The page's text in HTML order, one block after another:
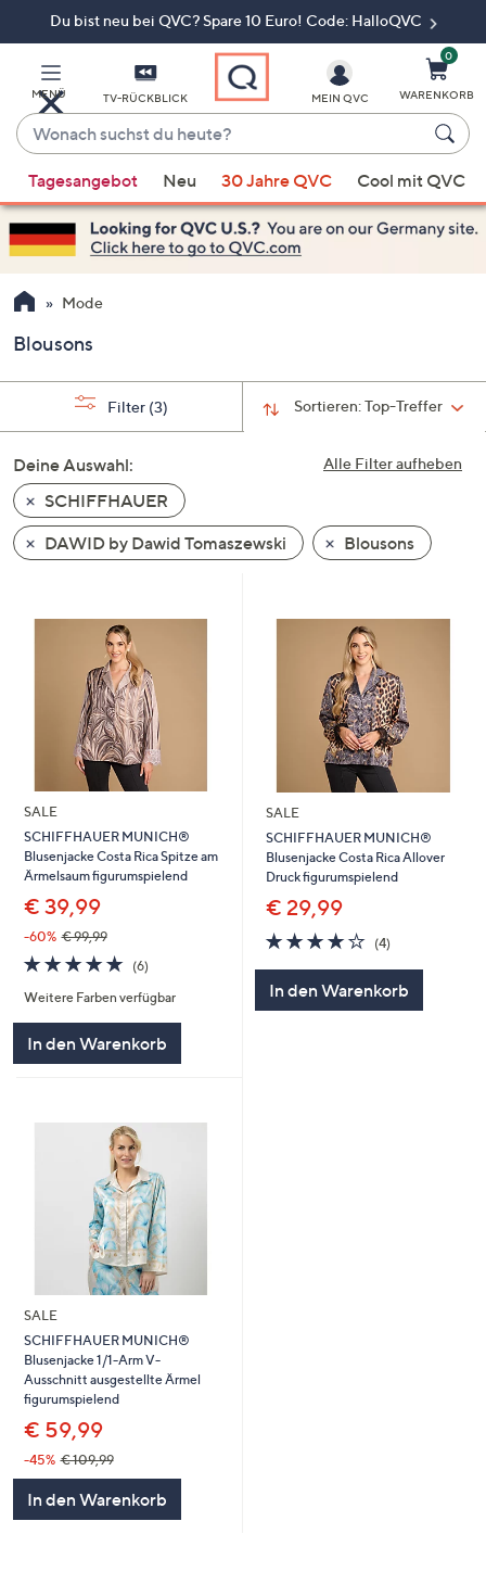
Du bist neu bei QVC? Spare 10 Euro! Code: HalloQVC
MENÜ TV-RÜCKBLICK
Wonach
suchst
du
heute?
Vorschläge
verfügbar
sind,
verwenden
Sie
Pfeiltasten
nach
und
nach
unten
oder
wischen
Sie
diese
anzuzeigen.
MEIN QVC
0
WARENKORB
Tagesangebot Neu 30 Jahre QVC Cool mit QVC
Mode
Blousons
Sortieren:Top-Treffer
Filter (3)
Alle Filter aufheben
Deine Auswahl:
SCHIFFHAUER
DAWID by Dawid Tomaszewski
Blousons
SALE
SCHIFFHAUER MUNICH®
Blusenjacke Costa Rica Spitze am
Ärmelsaum figurumspielend
€ 39,99
-60% € 99,99
5.0
von
5
(6)6
Weitere Farben verfügbar
In den Warenkorb
SALE
SCHIFFHAUER MUNICH®
Blusenjacke Costa Rica Allover
Druck figurumspielend
€ 29,99
3.8
von
(4)4
In den Warenkorb
SALE
SCHIFFHAUER MUNICH®
Blusenjacke 1/1-Arm V-
Ausschnitt ausgestellte Ärmel
figurumspielend
€ 59,99
-45% € 109,99
In den Warenkorb